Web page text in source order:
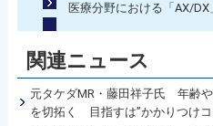
医療分野における「AX/
関連ニュース
元タケダMR・藤田祥子氏 年齢
を切拓く 目指すは”かかりつけコ